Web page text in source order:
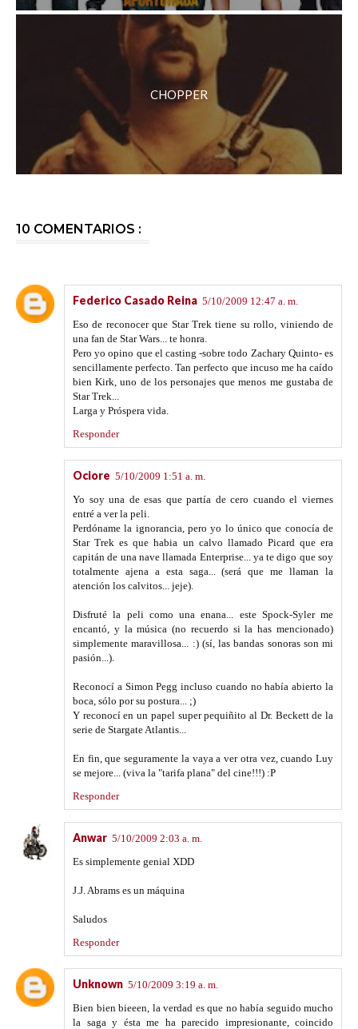
CHOPPER
10 COMENTARIOS :
Federico Casado Reina 5/10/2009 12:47 a. m.
Eso de reconocer que Star Trek tiene su rollo, viniendo de
una fan de Star Wars... te honra.
Pero yo opino que el casting -sobre todo Zachary Quinto- es
sencillamente perfecto. Tan perfecto que incuso me ha caído
bien Kirk, uno de los personajes que menos me gustaba de
Star Trek...
Larga y Próspera vida.
Responder
Ociore 5/10/2009 1:51 a. m.
Yo soy una de esas que partía de cero cuando el viernes
entré a ver la peli.
Perdóname la ignorancia, pero yo lo único que conocía de
Star Trek es que habia un calvo llamado Picard que era
capitán de una nave llamada Enterprise... ya te digo que soy
totalmente ajena a esta saga... (será que me llaman la
atención los calvitos... jeje).
Disfruté la peli como una enana... este Spock-Syler me
encantó, y la música (no recuerdo si la has mencionado)
simplemente maravillosa... :) (sí, las bandas sonoras son mi
pasión...).
Reconocí a Simon Pegg incluso cuando no había abierto la
boca, sólo por su postura... ;)
Y reconocí en un papel super pequiñito al Dr. Beckett de la
serie de Stargate Atlantis...
En fin, que seguramente la vaya a ver otra vez, cuando Luy
se mejore... (viva la "tarifa plana" del cine!!!) :P
Responder
Anwar 5/10/2009 2:03 a. m.
Es simplemente genial XDD
J.J. Abrams es un máquina
Saludos
Responder
Unknown 5/10/2009 3:19 a. m.
Bien bien bieeen, la verdad es que no había seguido mucho
la saga y ésta me ha parecido impresionante, coincido